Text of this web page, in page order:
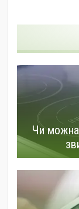
Чи можна